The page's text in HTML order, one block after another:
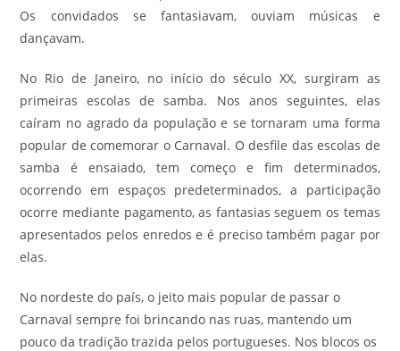
Os convidados se fantasiavam, ouviam músicas e
dançavam.
No Rio de Janeiro, no início do século XX, surgiram as
primeiras escolas de samba. Nos anos seguintes, elas
caíram no agrado da população e se tornaram uma forma
popular de comemorar o Carnaval. O desfile das escolas de
samba é ensaiado, tem começo e fim determinados,
ocorrendo em espaços predeterminados, a participação
ocorre mediante pagamento, as fantasias seguem os temas
apresentados pelos enredos e é preciso também pagar por
elas.
No nordeste do país, o jeito mais popular de passar o
Carnaval sempre foi brincando nas ruas, mantendo um
pouco da tradição trazida pelos portugueses. Nos blocos os